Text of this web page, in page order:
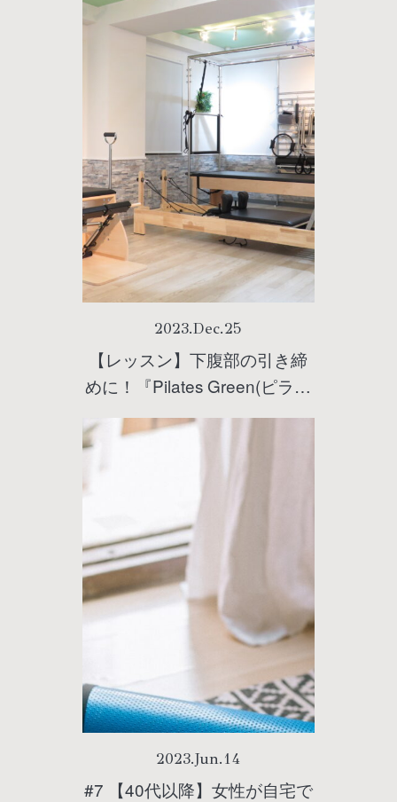
2023.Dec.25
【レッスン】下腹部の引き締
めに！『Pilates Green(ピラテ
ィスグリーン)池袋店』インス
トラクターYukoさんによるエ
2023.Jun.14
#7 【40代以降】女性が自宅で